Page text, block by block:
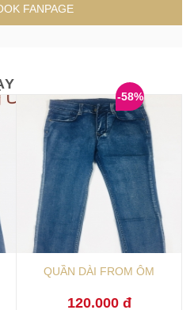
FANPAGE
-58%
QUẦN DÀI FROM ÔM
120.000 đ